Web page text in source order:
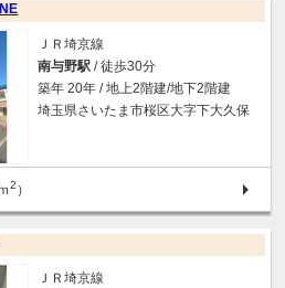
ＪＲ埼京線
南与野駅 / 徒歩30分
築年 20年 / 地上2階建/地下2階建
埼玉県さいたま市桜区大字下大久保
2 ）
ＪＲ埼京線